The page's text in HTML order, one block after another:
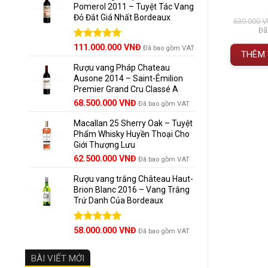
Pomerol 2011 – Tuyệt Tác Vang
Đỏ Đắt Giá Nhất Bordeaux
Được xếp
5 sao
Giá
là:
125.000.000 VNĐ.
111.000.000 VNĐGiá
tại
là:
111.000.000 VNĐ.
Đã bao gồm VAT
Rượu vang Pháp Chateau
Ausone 2014 – Saint-Émilion
Premier Grand Cru Classé A
68.500.000 VNĐ Đã bao gồm VAT
Macallan 25 Sherry Oak – Tuyệt
Phẩm Whisky Huyền Thoại Cho
Giới Thượng Lưu
Giá
là:
65.000.000 VNĐ.
62.500.000 VNĐGiá
tại
là:
62.500.000 VNĐ.
Đã bao gồm VAT
Rượu vang trắng Château Haut-
Brion Blanc 2016 – Vang Trắng
Trứ Danh Của Bordeaux
Được xếp
5 sao
58.000.000 VNĐ Đã bao gồm VAT
BÀI VIẾT MỚI
30
Màu
trái,
630.000
Đã
THÊM
VNĐ
hiện
0trên 5
0
đánh giá
3.650.000VNĐ
Giá
3.650.000 VNĐ.
3.285.000
3.285.000 VNĐ.
Đã bao gồm VAT
THÊM VÀO GIỎ HÀNG